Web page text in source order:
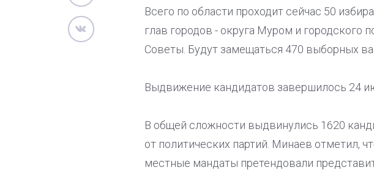
Всего по области проходит сейчас 50
глав городов - округа Муром и городского
Советы. Будут замещаться 470 выборных
Выдвижение кандидатов завершилось 24
В общей сложности выдвинулись 1620
от политических партий. Минаев отметил,
местные мандаты претендовали